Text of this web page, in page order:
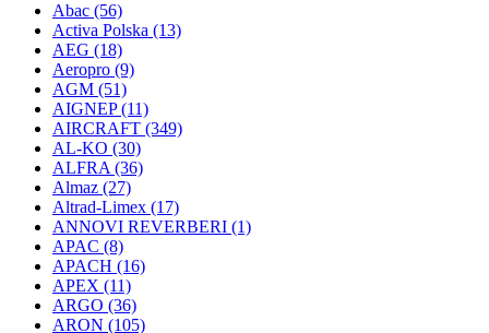
Abac (56)
Activa Polska (13)
AEG (18)
Aeropro (9)
AGM (51)
AIGNEP(11)
AIRCRAFT (349)
AL-KO (30)
ALFRA (36)
Almaz (27)
Altrad-Limex (17)
ANNOVI REVERBERI (1)
APAC (8)
APACH (16)
APEX (11)
ARGO (36)
ARON (105)